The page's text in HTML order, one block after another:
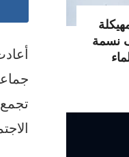
من 10 آلاف نسمة